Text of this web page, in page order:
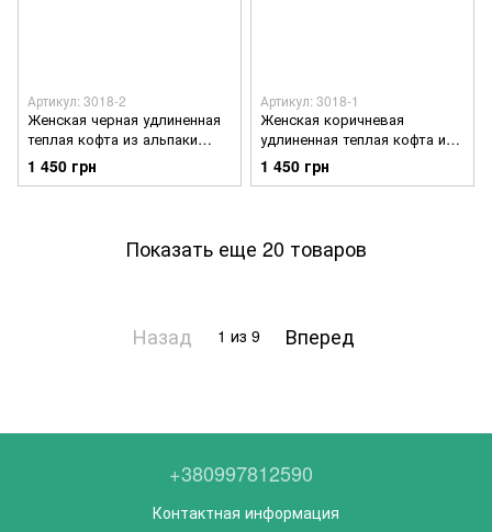
Артикул: 3018-2
Женская черная удлиненная
теплая кофта из альпаки
большие размеры
1 450 грн
Артикул: 3018-1
Женская коричневая
удлиненная теплая кофта из
альпаки большие размеры
1 450 грн
Показать еще 20 товаров
Назад 1 из 9 Вперед
+380997812590
Контактная информация